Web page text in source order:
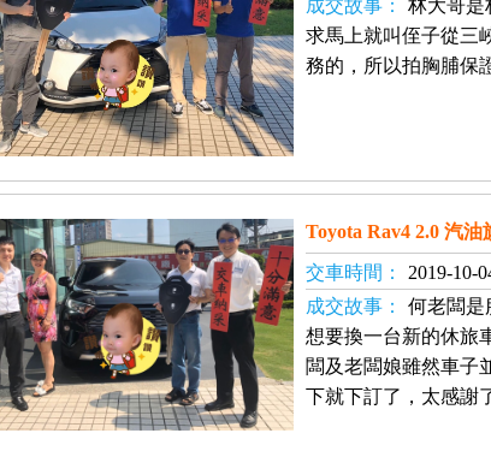
成交故事：
林大哥是
求馬上就叫侄子從三
務的，所以拍胸脯保
Toyota Rav4 2.0 汽油
交車時間：
2019-10-
成交故事：
何老闆是
想要換一台新的休旅
闆及老闆娘雖然車子
下就下訂了，太感謝